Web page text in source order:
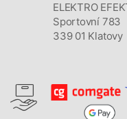
ELEKTRO
Sportovní 783
339 01 Klatovy